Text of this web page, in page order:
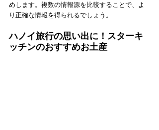
めします。複数の情報源を比較することで、よ
り正確な情報を得られるでしょう。
ハノイ旅行の思い出に！スターキ
ッチンのおすすめお土産